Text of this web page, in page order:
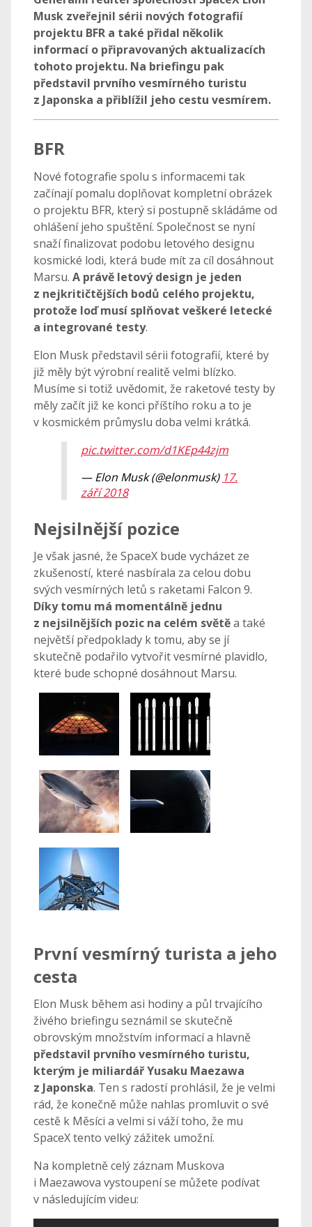
Musk zveřejnil sérii nových fotografií
projektu BFR a také přidal několik
informací o připravovaných aktualizacích
tohoto projektu. Na briefingu pak
představil prvního vesmírného turistu
z Japonska a přiblížil jeho cestu vesmírem.
BFR
Nové fotografie spolu s informacemi tak
začínají pomalu doplňovat kompletní obrázek
o projektu BFR, který si postupně skládáme od
ohlášení jeho spuštění. Společnost se nyní
snaží finalizovat podobu letového designu
kosmické lodi, která bude mít za cíl dosáhnout
Marsu. A právě letový design je jeden
z nejkritičtějších bodů celého projektu,
protože loď musí splňovat veškeré letecké
a integrované testy.
Elon Musk představil sérii fotografií, které by
již měly být výrobní realitě velmi blízko.
Musíme si totiž uvědomit, že raketové testy by
měly začít již ke konci příštího roku a to je
v kosmickém průmyslu doba velmi krátká.
pic.twitter.com/d1KEp44zjm
— Elon Musk (@elonmusk) 17.
září 2018
Nejsilnější pozice
Je však jasné, že SpaceX bude vycházet ze
zkušeností, které nasbírala za celou dobu
svých vesmírných letů s raketami Falcon 9.
Díky tomu má momentálně jednu
z nejsilnějších pozic na celém světěa také
největší předpoklady k tomu, aby se jí
skutečně podařilo vytvořit vesmírné plavidlo,
které bude schopné dosáhnout Marsu.
První vesmírný turista a jeho
cesta
Elon Musk během asi hodiny a půl trvajícího
živého briefingu seznámil se skutečně
obrovským množstvím informací a hlavně
představil prvního vesmírného turistu,
kterým je miliardář Yusaku Maezawa
z Japonska. Ten s radostí prohlásil, že je velmi
rád, že konečně může nahlas promluvit o své
cestě k Měsíci a velmi si váží toho, že mu
SpaceX tento velký zážitek umožní.
Na kompletně celý záznam Muskova
i Maezawova vystoupení se můžete podívat
v následujícím videu: